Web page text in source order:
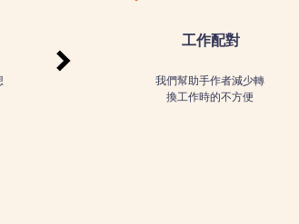
工作配對
我們幫助手作者減少轉
換工作時的不方便